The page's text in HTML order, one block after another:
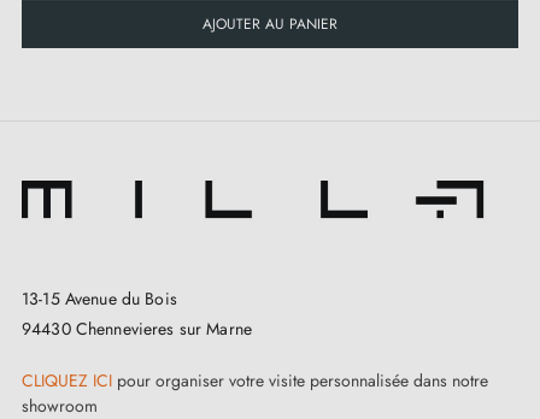
AJOUTER AU PANIER
13-15 Avenue du Bois
94430 Chennevieres sur Marne
CLIQUEZ ICI pour organiser votre visite personnalisée dans notre
showroom